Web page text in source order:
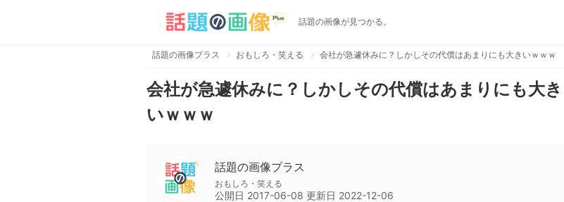
話題の画像が見つかる。
話題の画像プラス おもしろ・笑える 会社が急遽休みに？しかしその代償はあまりにも大きいｗｗｗ
会社が急遽休みに？しかしその代償はあまりにも大き
いｗｗｗ
話題の画像プラス
おもしろ・笑える
公開日 2017-06-08 更新日 2022-12-06